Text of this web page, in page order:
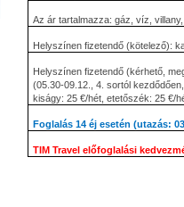
Az ár tartalmazza: gáz, víz,
Helyszínen fizetendő (kötelező):
Helyszínen fizetendő (kérhető,
(05.30-09.12., 4. sortól
kiságy: 25 €/hét, etetőszék: 25 €/
Foglalás 14 éj esetén (utazás:
TIM Travel előfoglalási